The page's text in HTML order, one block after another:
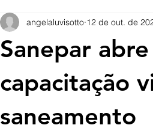
Sanepar
capacitação
saneamento
angelaluvisotto 12 de out. de